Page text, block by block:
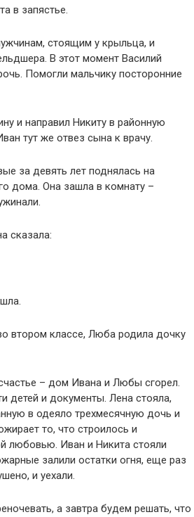
в запястье.
стоящим у крыльца, и
В этот момент Василий
Помогли мальчику посторонние
и направил Никиту в районную
тут же отвез сына к врачу.
за девять лет поднялась на
дома. Она зашла в комнату –
сказала:
втором классе, Люба родила дочку
– дом Ивана и Любы сгорел.
детей и документы. Лена стояла,
в одеяло трехмесячную дочь и
то, что строилось и
любовью. Иван и Никита стояли
залили остатки огня, еще раз
и уехали.
а завтра будем решать, что